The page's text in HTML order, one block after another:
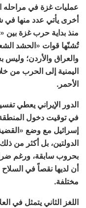
عمليات غزة في مراحله
أخرى يأتي عدد منها
منذ بداية حرب غزة بين
تُشنّها قوات «الحشد
والعراق والأردن؛
اليمنية إلى الحرب من
الأحمر.
الدور الإيراني يعطي
في توقيت دخول
إسرائيل مع وضع
الدولتين، بل أكثر من
بحروب سابقة، ورغم
أن لديها نقصاً في السلاح
مختلفة.
اللغز الثاني يتمثل في